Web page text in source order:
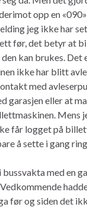
opp en
jeg ikke har
før, det betyr at
kan brukes. Det
ikke har blitt
med
garasjen eller at
Mens
får logget på
å sette i gang
med en
Vedkommende
før og siden det